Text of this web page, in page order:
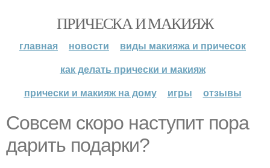
ПРИЧЕСКА И МАКИЯЖ
главная новости
виды макияжа и причесок
как делать прически и макияж
прически и макияж на дому
игры отзывы
Совсем скоро наступит пора
дарить подарки?